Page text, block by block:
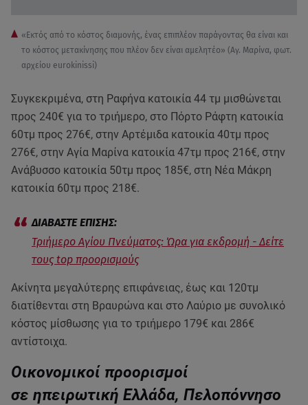
«Εκτός από το κόστος διαμονής, ένας επιπλέον παράγοντας θα είναι και
το κόστος μετακίνησης που πλέον δεν είναι αμελητέο» (Αγ. Μαρίνα, φωτ.
αρχείου eurokinissi)
Συγκεκριμένα, στη Ραφήνα κατοικία 44 τμ μισθώνεται
προς 240€ για το τριήμερο, στο Πόρτο Ράφτη κατοικία
60τμ προς 276€, στην Αρτέμιδα κατοικία 40τμ προς
276€, στην Αγία Μαρίνα κατοικία 47τμ προς 216€, στην
Ανάβυσσο κατοικία 50τμ προς 185€, στη Νέα Μάκρη
κατοικία 60τμ προς 218€.
Τριήμερο Αγίου Πνεύματος: Ώρα για εκδρομή - Δείτε
τους top προορισμούς
Ακίνητα μεγαλύτερης επιφάνειας, έως και 120τμ
διατίθενται στη Βραυρώνα και στο Λαύριο με συνολικό
κόστος μίσθωσης για το τριήμερο 179€ και 286€
αντίστοιχα.
Οικονομικοί προορισμοί
σε ηπειρωτική Ελλάδα, Πελοπόννησο